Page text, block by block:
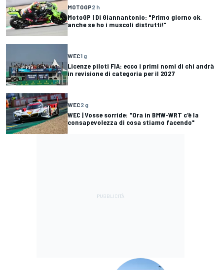
MOTOGP2 h
MotoGP | Di Giannantonio: "Primo giorno ok,
anche se ho i muscoli distrutti!"
WEC1 g
Licenze piloti FIA: ecco i primi nomi di chi andrà
in revisione di categoria per il 2027
WEC2 g
WEC | Vosse sorride: "Ora in BMW-WRT c'è la
consapevolezza di cosa stiamo facendo"